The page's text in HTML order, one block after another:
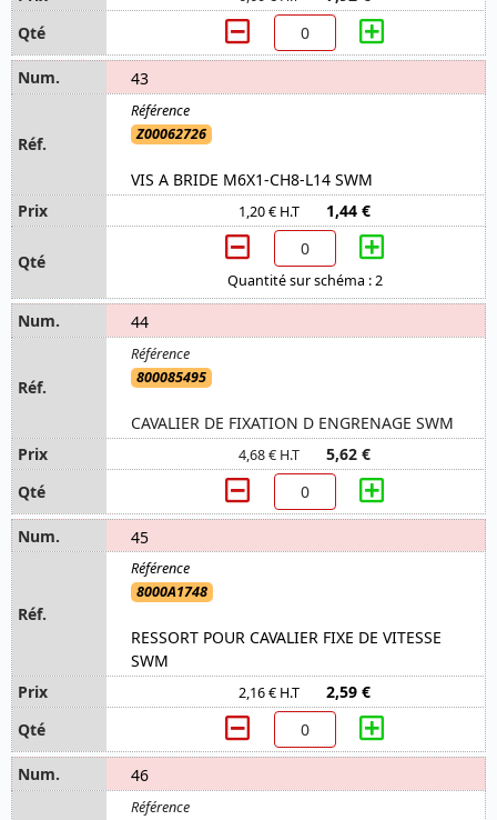
43
Z00062726
VIS A BRIDE M6X1-CH8-L14 SWM
1,20 € H.T 1,44 €
Quantité sur schéma : 2
44
800085495
CAVALIER DE FIXATION D ENGRENAGE SWM
4,68 € H.T 5,62 €
45
8000A1748
RESSORT POUR CAVALIER FIXE DE VITESSE
SWM
2,16 € H.T 2,59 €
46